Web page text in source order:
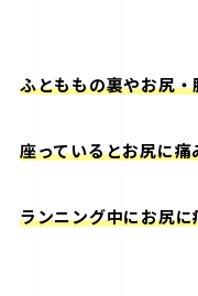
ふとももの裏やお尻
座っているとお尻に
ランニング中にお尻